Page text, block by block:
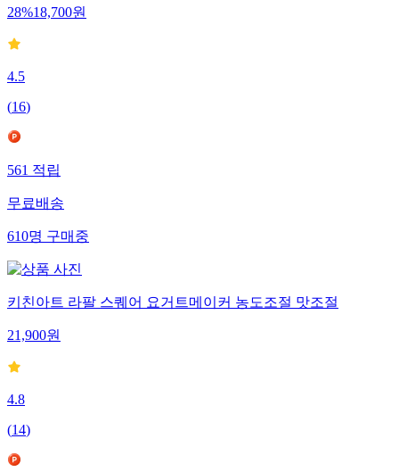
28%18,700원
4.5
(16)
561적립
무료배송
610명구매중
키친아트 라팔 스퀘어 요거트메이커 농도조절 맛조절
21,900원
4.8
(14)